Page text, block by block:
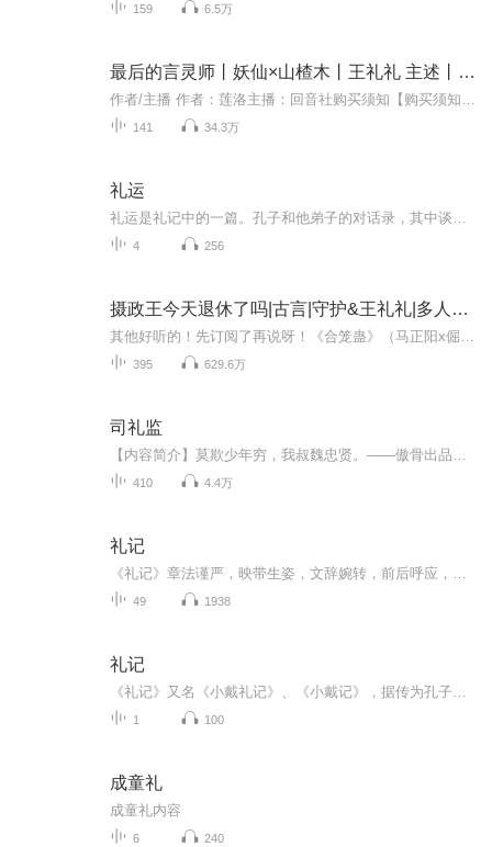
159 6.5万
最后的言灵师丨妖仙×山楂木丨王礼礼 主述丨多人有声剧
141 34.3万
礼运
4 256
摄政王今天退休了吗|古言|守护&王礼礼|多人有声剧
395 629.6万
司礼监
410 4.4万
礼记
49 1938
礼记
1 100
成童礼
成童礼内容
6 240